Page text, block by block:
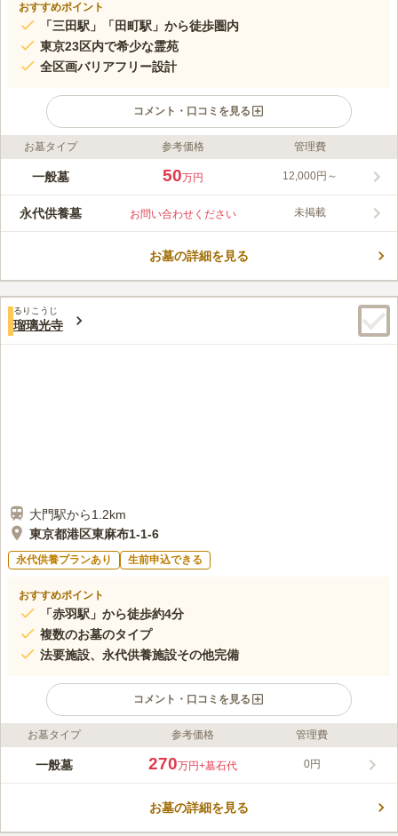
おすすめポイント
「三田駅」「田町駅」から徒歩圏内
東京23区内で希少な霊苑
全区画バリアフリー設計
コメント・口コミを見る
ライフドット編集部のコメント
最寄の「三田駅」・「田町駅」から徒歩５分以内と、アクセス抜
で電車でも車でもアクセス至便です。園内は、日当たりや水はけ
も良く、バリアフリー設計のため車椅子やお子様連れの方でも安
も安心してご利用頂けます。ペット埋葬もありさまざなプランが
みんなの評価
3.4 口コミ2件
40代女性
食事や休憩のできる店舗も近隣にあるので、お墓詣りに行った時
に利用できてとても便利であると感じています。落ち着いた雰囲気のある
街並みなのも気に入っています。
お墓タイプ 参考価格 管理費
一般墓 50万円 12,000円～
永代供養墓 お問い合わせください 未掲載
お墓の詳細を見る
るりこうじ
瑠璃光寺
大門駅から1.2km
東京都港区東麻布1-1-6
永代供養プランあり 生前申込できる
おすすめポイント
「赤羽駅」から徒歩約4分
複数のお墓のタイプ
法要施設、永代供養施設その他完備
コメント・口コミを見る
ライフドット編集部のコメント
瑠璃光寺は、港区東麻布にある曹洞宗の寺院です。1614年に建
プがあり、樹木葬や集合墓、プレート墓石があります。ご家族の
お墓タイプ 参考価格 管理費
一般墓 270万円+墓石代 0円
お墓の詳細を見る